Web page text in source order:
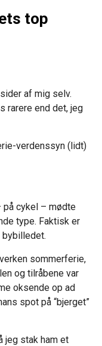
top
af mig selv.
rarere end det, jeg
verdenssyn (lidt)
på cykel – mødte
type. Faktisk er
bybilledet.
sommerferie,
og tilråbene var
oksende op ad
spot på “bjerget”
jeg stak ham et